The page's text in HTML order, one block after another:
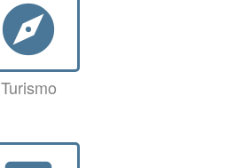
explore
Turismo